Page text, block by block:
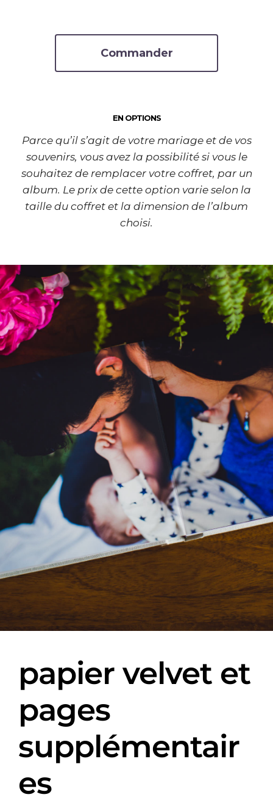
Commander
EN OPTIONS
Parce qu’il s’agit de votre mariage et de vos
souvenirs, vous avez la possibilité si vous le
souhaitez de remplacer votre coffret, par un
album. Le prix de cette option varie selon la
taille du coffret et la dimension de l’album
choisi.
papier velvet et
pages
supplémentair
es